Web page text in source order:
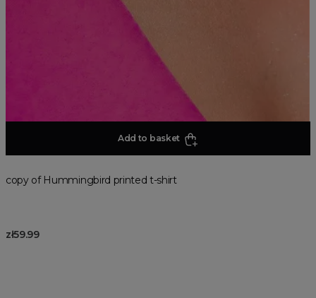
Add to basket
copy of Hummingbird printed t-shirt
zł59.99